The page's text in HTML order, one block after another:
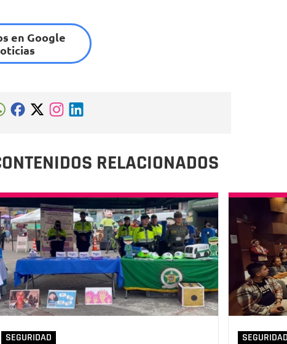
en Google
RELACIONADOS
SEGURIDAD SEGURIDAD